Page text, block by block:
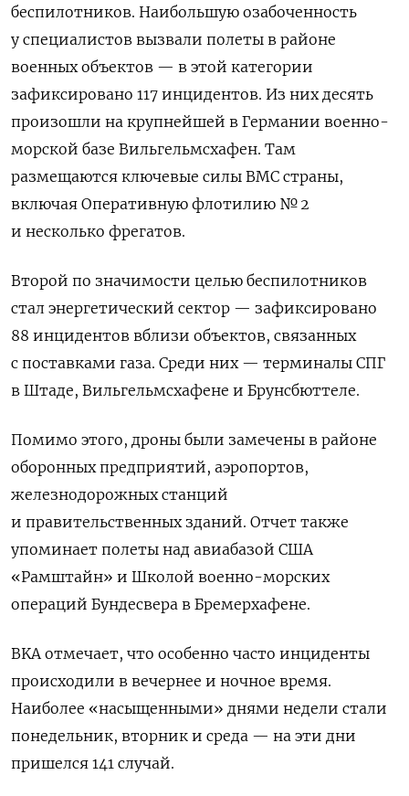
беспилотников. Наибольшую озабоченность
у специалистов вызвали полеты в районе
военных объектов — в этой категории
зафиксировано 117 инцидентов. Из них десять
произошли на крупнейшей в Германии военно-
морской базе Вильгельмсхафен. Там
размещаются ключевые силы ВМС страны,
включая Оперативную флотилию № 2
и несколько фрегатов.
Второй по значимости целью беспилотников
стал энергетический сектор — зафиксировано
88 инцидентов вблизи объектов, связанных
с поставками газа. Среди них — терминалы СПГ
в Штаде, Вильгельмсхафене и Брунсбюттеле.
Помимо этого, дроны были замечены в районе
оборонных предприятий, аэропортов,
железнодорожных станций
и правительственных зданий. Отчет также
упоминает полеты над авиабазой США
«Рамштайн» и Школой военно-морских
операций Бундесвера в Бремерхафене.
BKA отмечает, что особенно часто инциденты
происходили в вечернее и ночное время.
Наиболее «насыщенными» днями недели стали
понедельник, вторник и среда — на эти дни
пришелся 141 случай.